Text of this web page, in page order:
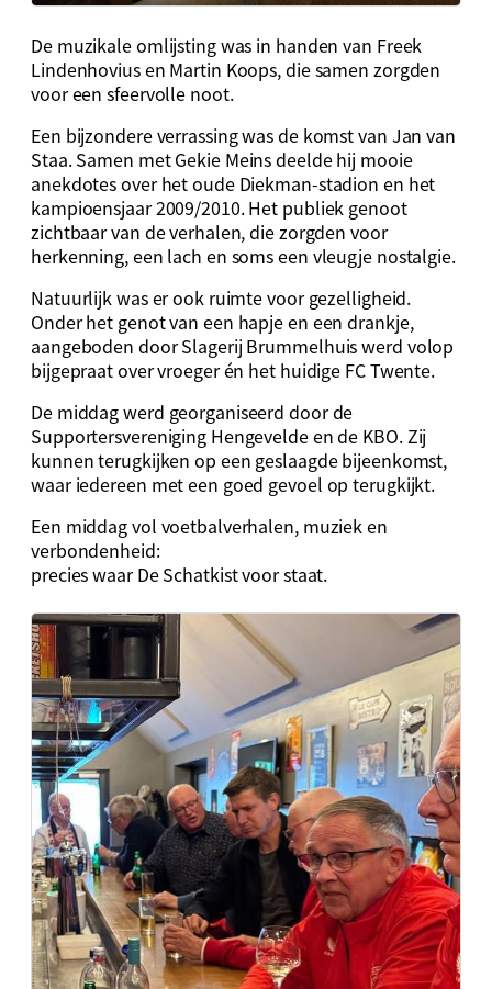
De muzikale omlijsting was in handen van Freek
Lindenhovius en Martin Koops, die samen zorgden
voor een sfeervolle noot.
Een bijzondere verrassing was de komst van Jan van
Staa. Samen met Gekie Meins deelde hij mooie
anekdotes over het oude Diekman-stadion en het
kampioensjaar 2009/2010. Het publiek genoot
zichtbaar van de verhalen, die zorgden voor
herkenning, een lach en soms een vleugje nostalgie.
Natuurlijk was er ook ruimte voor gezelligheid.
Onder het genot van een hapje en een drankje,
aangeboden door Slagerij Brummelhuis werd volop
bijgepraat over vroeger én het huidige FC Twente.
De middag werd georganiseerd door de
Supportersvereniging Hengevelde en de KBO. Zij
kunnen terugkijken op een geslaagde bijeenkomst,
waar iedereen met een goed gevoel op terugkijkt.
Een middag vol voetbalverhalen, muziek en
verbondenheid:
precies waar De Schatkist voor staat.